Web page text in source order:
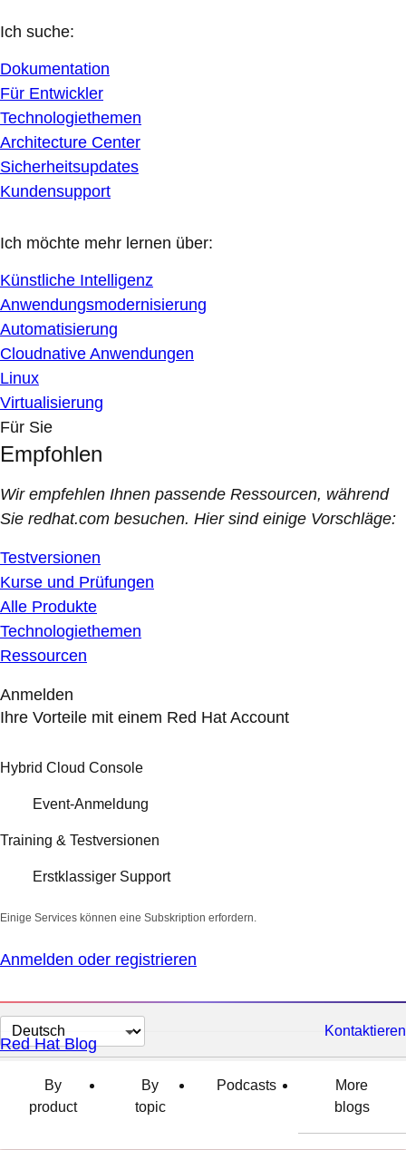
Ich suche:
Dokumentation
Für Entwickler
Technologiethemen
Architecture Center
Sicherheitsupdates
Kundensupport
Ich möchte mehr lernen über:
Künstliche Intelligenz
Anwendungsmodernisierung
Automatisierung
Cloudnative Anwendungen
Linux
Virtualisierung
Für Sie
Empfohlen
Wir empfehlen Ihnen passende Ressourcen, während
Sie redhat.com besuchen. Hier sind einige Vorschläge:
Testversionen
Kurse und Prüfungen
Alle Produkte
Technologiethemen
Ressourcen
Anmelden
Ihre Vorteile mit einem Red Hat Account
Hybrid Cloud Console
Event-Anmeldung
Training & Testversionen
Erstklassiger Support
Einige Services können eine Subskription erfordern.
Anmelden oder registrieren
Sprache
auswählen
Kontaktieren
Red Hat Blog
By
product
By
topic
Podcasts
More
blogs